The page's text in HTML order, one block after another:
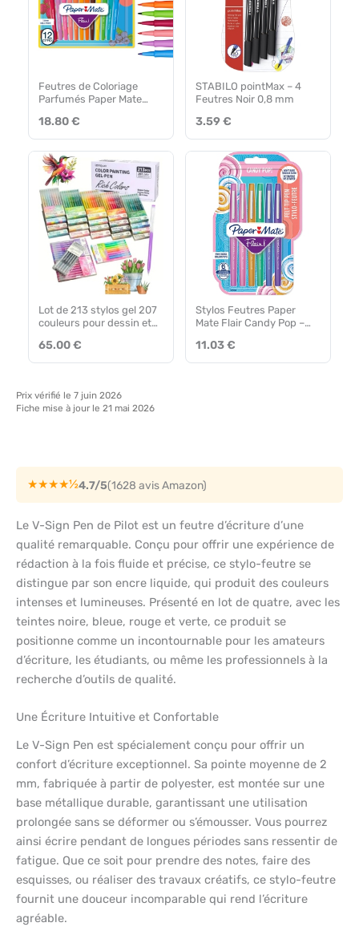
Feutres de Coloriage
Parfumés Paper Mate
18.80 €
STABILO pointMax – 4
Feutres Noir 0,8 mm
3.59 €
Lot de 213 stylos gel 207
couleurs pour dessin et
65.00 €
Stylos Feutres Paper
Mate Flair Candy Pop –
11.03 €
Prix vérifié le 7 juin 2026
Fiche mise à jour le 21 mai 2026
★★★★½4.7/5(1628 avis Amazon)
Le V-Sign Pen de Pilot est un feutre d’écriture d’une
qualité remarquable. Conçu pour offrir une expérience de
rédaction à la fois fluide et précise, ce stylo-feutre se
distingue par son encre liquide, qui produit des couleurs
intenses et lumineuses. Présenté en lot de quatre, avec les
teintes noire, bleue, rouge et verte, ce produit se
positionne comme un incontournable pour les amateurs
d’écriture, les étudiants, ou même les professionnels à la
recherche d’outils de qualité.
Une Écriture Intuitive et Confortable
Le V-Sign Pen est spécialement conçu pour offrir un
confort d’écriture exceptionnel. Sa pointe moyenne de 2
mm, fabriquée à partir de polyester, est montée sur une
base métallique durable, garantissant une utilisation
prolongée sans se déformer ou s’émousser. Vous pourrez
ainsi écrire pendant de longues périodes sans ressentir de
fatigue. Que ce soit pour prendre des notes, faire des
esquisses, ou réaliser des travaux créatifs, ce stylo-feutre
fournit une douceur incomparable qui rend l’écriture
agréable.